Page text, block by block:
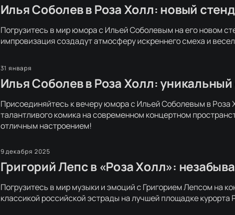
Илья Соболев в Роза Холл: новый
Погрузитесь в мир юмора с Ильей Соболевым на его новом
импровизация создадут атмосферу искреннего смеха и
31 января
Илья Соболев в Роза Холл:
Присоединяйтесь к вечеру юмора с Ильей Соболевым в
талантливого комика на современном концертном
отличным настроением!
9 декабря 2025
Григорий Лепс в «Роза Холл»:
Погрузитесь в мир музыки и эмоций с Григорием Лепсом на
классикой российской эстрады на лучшей площадке